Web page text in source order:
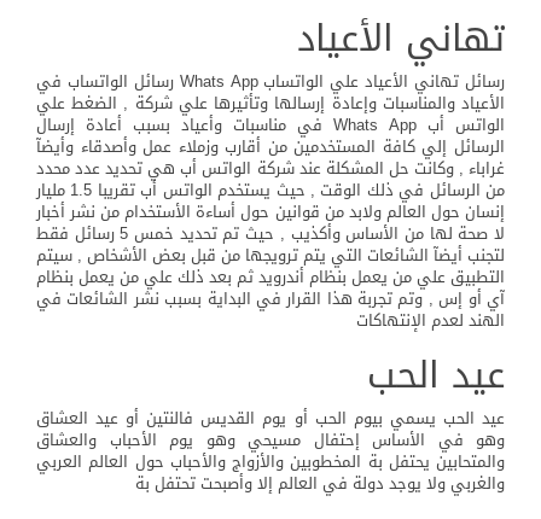
تهاني الأعياد
رسائل تهاني الأعياد علي الواتساب Whats App رسائل الواتساب في
الأعياد والمناسبات وإعادة إرسالها وتأثيرها علي شركة , الضغط علي
الواتس أب Whats App في مناسبات وأعياد بسبب أعادة إرسال
الرسائل إلي كافة المستخدمين من أقارب وزملاء عمل وأصدقاء وأيضآ
غراباء , وكانت حل المشكلة عند شركة الواتس أب هي تحديد عدد محدد
من الرسائل في ذلك الوقت , حيث يستخدم الواتس أب تقريبا 1.5 مليار
إنسان حول العالم ولابد من قوانين حول أساءة الأستخدام من نشر أخبار
لا صحة لها من الأساس وأكذيب , حيث تم تحديد خمس 5 رسائل فقط
لتجنب أيضآ الشائعات التي يتم ترويجها من قبل بعض الأشخاص , سيتم
التطبيق علي من يعمل بنظام أندرويد ثم بعد ذلك علي من يعمل بنظام
آي أو إس , وتم تجربة هذا القرار في البداية بسبب نشر الشائعات في
الهند لعدم الإنتهاكات
عيد الحب
عيد الحب يسمي بيوم الحب أو يوم القديس فالنتين أو عيد العشاق
وهو في الأساس إحتفال مسيحي وهو يوم الأحباب والعشاق
والمتحابين يحتفل بة المخطوبين والأزواج والأحباب حول العالم العربي
والغربي ولا يوجد دولة في العالم إلا وأصبحت تحتفل بة